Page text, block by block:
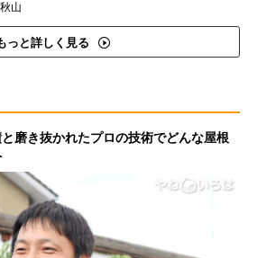
山
っと詳しく見る
磨き抜かれたプロの技術でどんな屋根